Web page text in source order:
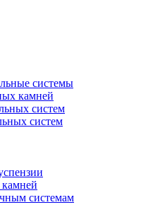
системы
камней
систем
систем
системам